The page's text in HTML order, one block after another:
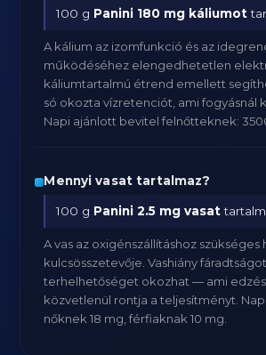
100 g Panini 180 mg káliumot
A kálium az izomfunkció és az
működéséhez elengedhetetlen
káliumtartalmú étrend emellett
só okozta vízretenciót, ami fogyásnál
Napi ajánlott bevitel felnőtteknek:
Mennyi vasat tartalmaz?
100 g Panini 2.5 mg vasat
A vas az oxigénszállításhoz
kulcsösszetevője. Vashiány
terhelhetőséget okozhat — ami edzés
közvetlenül rontja a teljesítményt.
nőknek 18 mg, férfiaknak 10 mg.